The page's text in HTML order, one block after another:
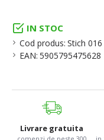
IN STOC
Cod produs: Stich 016
EAN: 5905795475628
Livrare gratuita